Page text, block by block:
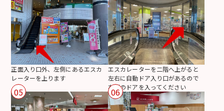
正面入り口外、左側にあるエスカ
レーターを上ります
エスカレーターを二階へ上がると
左右に自動ドア入り口があるので
右側のドアを入ってください
05 06